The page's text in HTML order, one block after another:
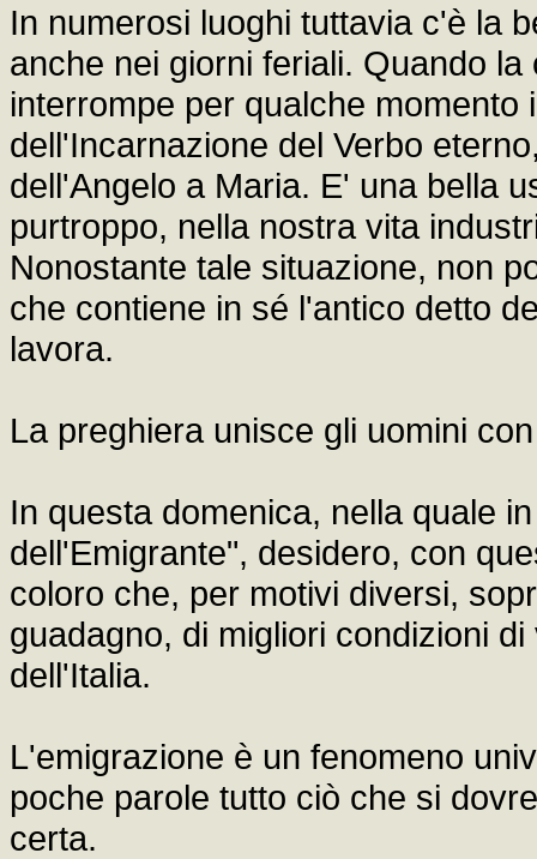
In numerosi luoghi tuttavia c'è la
anche nei giorni feriali. Quando
interrompe per qualche
dell'Incarnazione del Verbo
dell'Angelo a Maria. E' una bella
purtroppo, nella nostra vita
Nonostante tale situazione, non
che contiene in sé l'antico detto
lavora.
La preghiera unisce gli uomini
In questa domenica, nella quale
dell'Emigrante", desidero, con
coloro che, per motivi diversi,
guadagno, di migliori condizioni
dell'Italia.
L'emigrazione è un fenomeno
poche parole tutto ciò che si
certa.